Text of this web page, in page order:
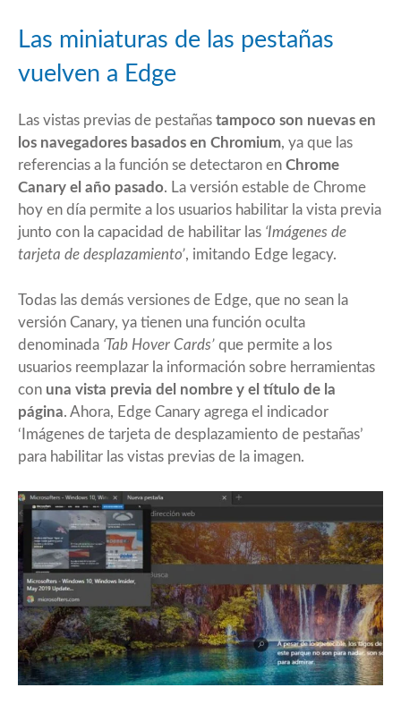
Las miniaturas de las pestañas
vuelven a Edge
Las vistas previas de pestañas tampoco son nuevas en
los navegadores basados en Chromium, ya que las
referencias a la función se detectaron en Chrome
Canary el año pasado. La versión estable de Chrome
hoy en día permite a los usuarios habilitar la vista previa
junto con la capacidad de habilitar las ‘Imágenes de
tarjeta de desplazamiento’, imitando Edge legacy.
Todas las demás versiones de Edge, que no sean la
versión Canary, ya tienen una función oculta
denominada ‘Tab Hover Cards’ que permite a los
usuarios reemplazar la información sobre herramientas
con una vista previa del nombre y el título de la
página. Ahora, Edge Canary agrega el indicador
‘Imágenes de tarjeta de desplazamiento de pestañas’
para habilitar las vistas previas de la imagen.